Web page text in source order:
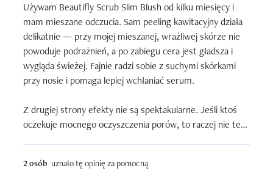
Używam Beautifly Scrub Slim Blush od kilku miesięcy i
mam mieszane odczucia. Sam peeling kawitacyjny działa
delikatnie — przy mojej mieszanej, wrażliwej skórze nie
powoduje podrażnień, a po zabiegu cera jest gładsza i
wygląda świeżej. Fajnie radzi sobie z suchymi skórkami
przy nosie i pomaga lepiej wchłaniać serum.
Z drugiej strony efekty nie są spektakularne. Jeśli ktoś
oczekuje mocnego oczyszczenia porów, to raczej nie ten
odpowiedniego kąta i wilgotności skóry, inaczej efekt jest
2 osób uznało tę opinię za pomocną